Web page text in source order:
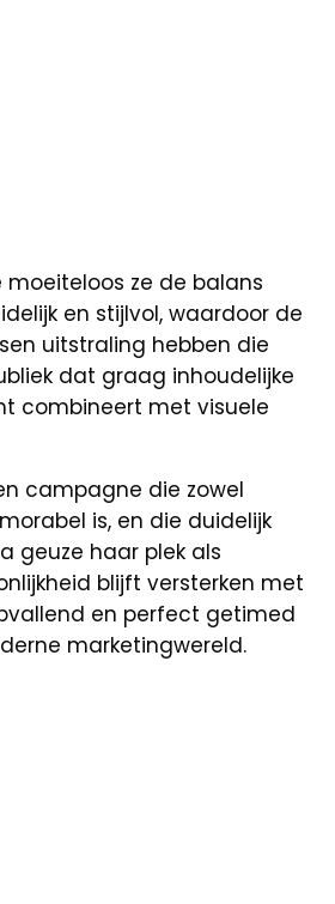
moeiteloos ze de balans
en stijlvol, waardoor de
uitstraling hebben die
dat graag inhoudelijke
combineert met visuele
campagne die zowel
is, en die duidelijk
geuze haar plek als
blijft versterken met
en perfect getimed
marketingwereld.